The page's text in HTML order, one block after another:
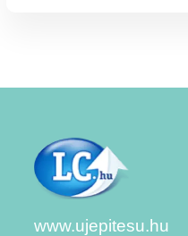
www.ujepitesu.hu